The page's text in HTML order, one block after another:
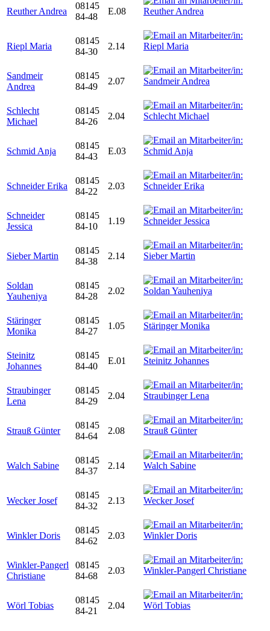
Reuther Andrea
08145
84-48
E.08
Riepl Maria
08145
84-30
2.14
Sandmeir
Andrea
08145
84-49
2.07
Schlecht
Michael
08145
84-26
2.04
Schmid Anja
08145
84-43
E.03
Schneider Erika
08145
84-22
2.03
Schneider
Jessica
08145
84-10
1.19
Sieber Martin
08145
84-38
2.14
Soldan
Yauheniya
08145
84-28
2.02
Stäringer
Monika
08145
84-27
1.05
Steinitz
Johannes
08145
84-40
E.01
Straubinger
Lena
08145
84-29
2.04
Strauß Günter
08145
84-64
2.08
Walch Sabine
08145
84-37
2.14
Wecker Josef
08145
84-32
2.13
Winkler Doris
08145
84-62
2.03
Winkler-Pangerl
Christiane
08145
84-68
2.03
Wörl Tobias
08145
84-21
2.04